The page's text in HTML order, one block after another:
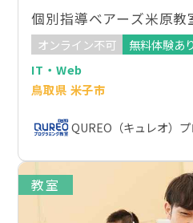
個別指導ベアーズ米原教
オンライン不可
無料体験あ
IT・Web
鳥取県 米子市
QUREO（キュレオ）
教室